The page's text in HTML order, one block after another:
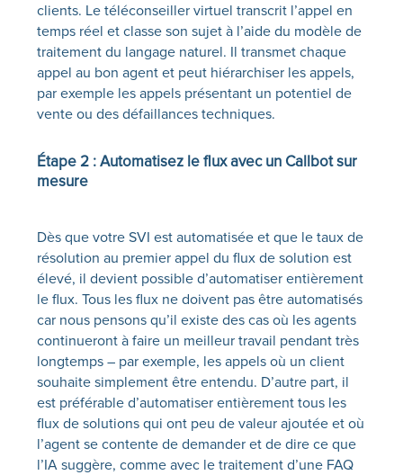
clients. Le téléconseiller virtuel transcrit l’appel en
temps réel et classe son sujet à l’aide du modèle de
traitement du langage naturel. Il transmet chaque
appel au bon agent et peut hiérarchiser les appels,
par exemple les appels présentant un potentiel de
vente ou des défaillances techniques.
Étape 2 :Automatisez le flux avec un Callbotsur
mesure
Dès que votre SVI est automatisée et que le taux de
résolution au premier appel du flux de solution est
élevé, il devient possible d’automatiser entièrement
le flux. Tous les flux ne doivent pas être automatisés
car nous pensons qu’il existe des cas où les agents
continueront à faire un meilleur travail pendant très
longtemps – par exemple, les appels où un client
souhaite simplement être entendu. D’autre part, il
est préférable d’automatiser entièrement tous les
flux de solutions qui ont peu de valeur ajoutée et où
l’agent se contente de demander et de dire ce que
l’IA suggère, comme avec le traitement d’une FAQ